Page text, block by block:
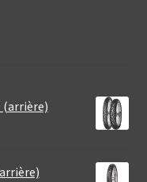
(arrière)